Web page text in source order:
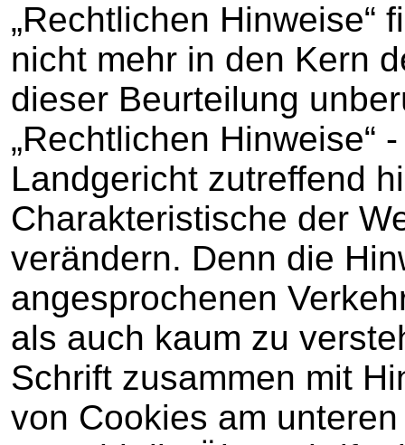
„Rechtlichen Hinweise“
nicht mehr in den Kern
dieser Beurteilung
„Rechtlichen Hinweise“
Landgericht zutreffend
Charakteristische der
verändern. Denn die
angesprochenen
als auch kaum zu
Schrift zusammen mit
von Cookies am